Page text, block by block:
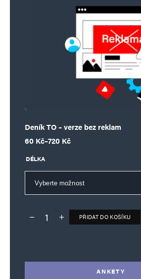
Deník TO – verze bez reklam
60 Kč–720 Kč
Rozpětí cen: 60 Kč až 720 Kč
DÉLKA
Deník TO – verze bez reklam množství
PŘIDAT DO KOŠÍKU
ANKETY